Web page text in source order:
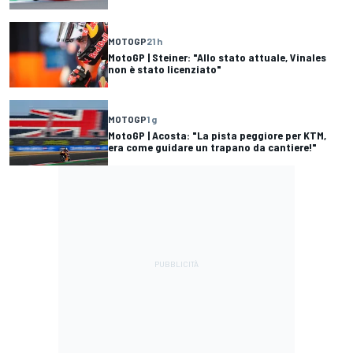
MOTOGP21 h
MotoGP | Steiner: "Allo stato attuale, Vinales
non è stato licenziato"
MOTOGP1 g
MotoGP | Acosta: "La pista peggiore per KTM,
era come guidare un trapano da cantiere!"